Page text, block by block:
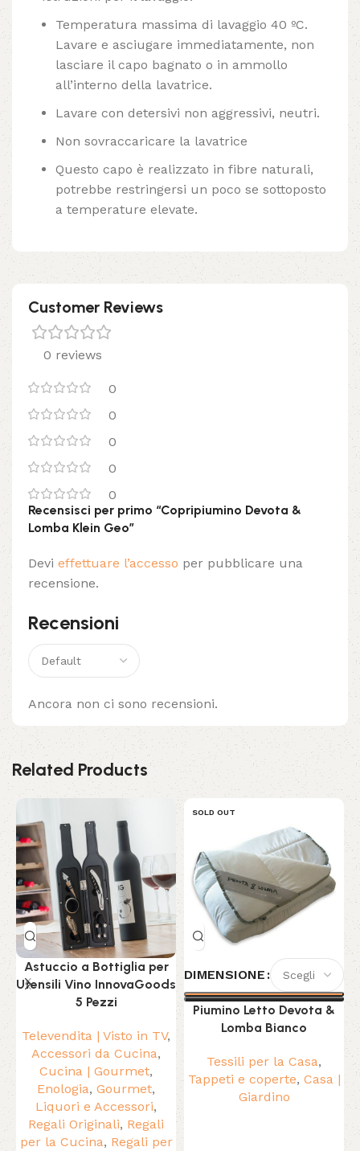
Temperatura massima di lavaggio 40 ºC.
Lavare e asciugare immediatamente, non
lasciare il capo bagnato o in ammollo
all’interno della lavatrice.
Lavare con detersivi non aggressivi, neutri.
Non sovraccaricare la lavatrice
Questo capo è realizzato in fibre naturali,
potrebbe restringersi un poco se sottoposto
a temperature elevate.
Customer Reviews
0 reviews
0
0
0
0
0
Recensioni
Ancora non ci sono recensioni.
Recensisci per primo “Copripiumino Devota &
Lomba Klein Geo”
Devi effettuare l’accesso per pubblicare una
recensione.
Related Products
Astuccio a Bottiglia per
Utensili Vino InnovaGoods
5 Pezzi
Televendita | Visto in TV,
Accessori da Cucina,
Cucina | Gourmet,
Enologia, Gourmet,
Liquori e Accessori,
Regali Originali, Regali
per la Cucina, Regali per
SOLD OUT
DIMENSIONE
Piumino Letto Devota &
Lomba Bianco
Tessili per la Casa,
Tappeti e coperte, Casa |
Giardino